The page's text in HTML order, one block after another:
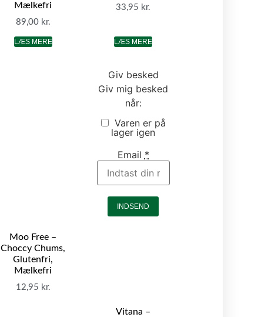
Mælkefri
89,00 kr.
LÆS MERE
33,95 kr.
LÆS MERE
Moo Free –
Choccy Chums,
Glutenfri,
Mælkefri
12,95 kr.
Giv besked
Giv mig besked
når:
Varen er på
lager igen
Email *
INDSEND
Vitana –